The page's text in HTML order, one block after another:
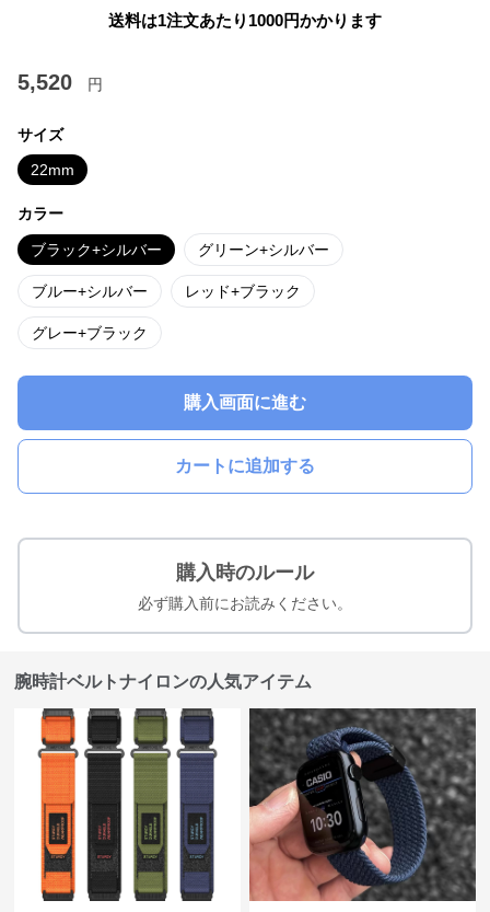
送料は1注文あたり 1000円かかります
5,520 円
サイズ
22mm
カラー
ブラック+シルバー グリーン+シルバー
ブルー+シルバー レッド+ブラック
グレー+ブラック
購入画面に進む
カートに追加する
購入時のルール
必ず購入前にお読みください。
腕時計ベルトナイロンの人気アイテム